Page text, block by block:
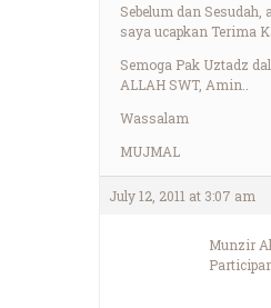
Sebelum dan Sesudah,
saya ucapkan Terima
Semoga Pak Uztadz
ALLAH SWT, Amin..
Wassalam
MUJMAL
July 12, 2011 at 3:07 am
Munzir